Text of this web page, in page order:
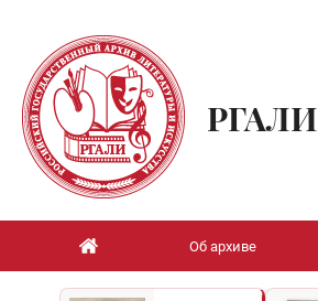
РГАЛИ
Об архиве